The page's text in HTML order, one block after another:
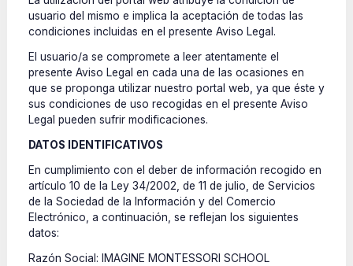
usuario del mismo e implica la aceptación de todas las
condiciones incluidas en el presente Aviso Legal.
El usuario/a se compromete a leer atentamente el
presente Aviso Legal en cada una de las ocasiones en
que se proponga utilizar nuestro portal web, ya que éste y
sus condiciones de uso recogidas en el presente Aviso
Legal pueden sufrir modificaciones.
DATOS IDENTIFICATIVOS
En cumplimiento con el deber de información recogido en
artículo 10 de la Ley 34/2002, de 11 de julio, de Servicios
de la Sociedad de la Información y del Comercio
Electrónico, a continuación, se reflejan los siguientes
datos:
Razón Social: IMAGINE MONTESSORI SCHOOL